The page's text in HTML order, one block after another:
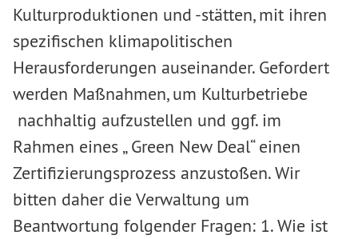
Kulturproduktionen und -stätten, mit ihren
spezifischen klimapolitischen
Herausforderungen auseinander. Gefordert
werden Maßnahmen, um Kulturbetriebe
nachhaltig aufzustellen und ggf. im
Rahmen eines „ Green New Deal“ einen
Zertifizierungsprozess anzustoßen. Wir
bitten daher die Verwaltung um
Beantwortung folgender Fragen: 1. Wie ist